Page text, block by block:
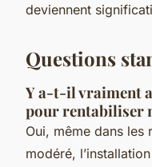
deviennent
Questions
Y a-t-il vraiment
pour rentabiliser
Oui, même dans les
modéré,